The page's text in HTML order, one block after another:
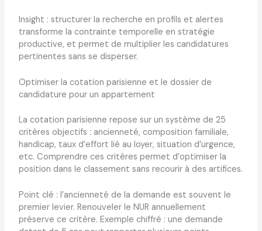
Insight : structurer la recherche en profils et alertes
transforme la contrainte temporelle en stratégie
productive, et permet de multiplier les candidatures
pertinentes sans se disperser.
Optimiser la cotation parisienne et le dossier de
candidature pour un appartement
La cotation parisienne repose sur un système de 25
critères objectifs : ancienneté, composition familiale,
handicap, taux d’effort lié au loyer, situation d’urgence,
etc. Comprendre ces critères permet d’optimiser la
position dans le classement sans recourir à des artifices.
Point clé : l’ancienneté de la demande est souvent le
premier levier. Renouveler le NUR annuellement
préserve ce critère. Exemple chiffré : une demande